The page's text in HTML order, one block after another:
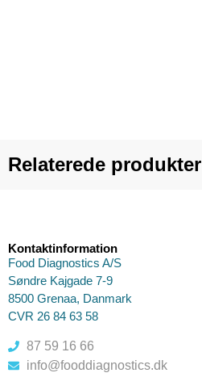
Relaterede produkter
Kontaktinformation
Food Diagnostics A/S
Søndre Kajgade 7-9
8500 Grenaa, Danmark
CVR 26 84 63 58
87 59 16 66
info@fooddiagnostics.dk